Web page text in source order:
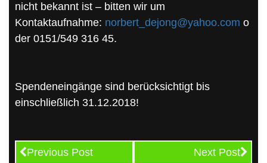
nicht bekannt ist – bitten wir um
Kontaktaufnahme: norbert_dejong@yahoo.com o
der 0151/549 316 45.
Spendeneingänge sind berücksichtigt bis
einschließlich 31.12.2018!
Previous Post Next Post